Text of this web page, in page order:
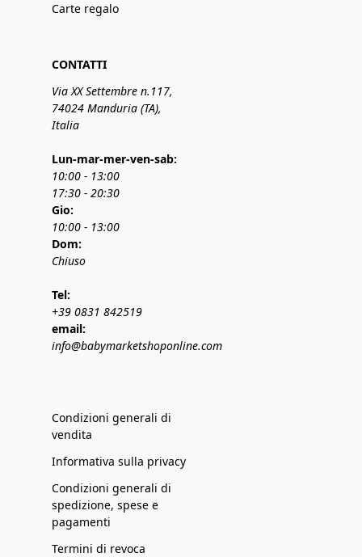
Carte regalo
CONTATTI
Via XX Settembre n.117,
74024 Manduria (TA),
Italia
Lun-mar-mer-ven-sab:
10:00 - 13:00
17:30 - 20:30
Gio:
10:00 - 13:00
Dom:
Chiuso
Tel:
+39 0831 842519
email:
info@babymarketshoponline.com
Condizioni generali di
vendita
Informativa sulla privacy
Condizioni generali di
spedizione, spese e
pagamenti
Termini di revoca